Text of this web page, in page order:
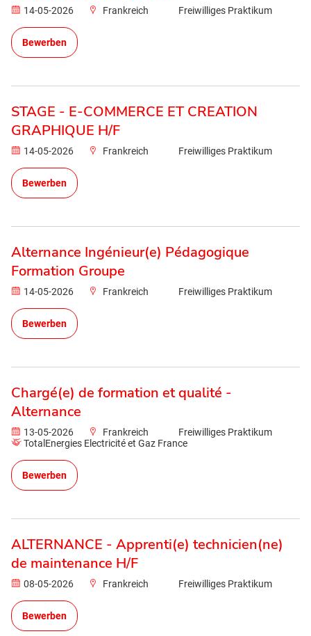
14-05-2026 Frankreich Freiwilliges Praktikum
Bewerben
STAGE - E-COMMERCE ET CREATION
GRAPHIQUE H/F
14-05-2026 Frankreich Freiwilliges Praktikum
Bewerben
Alternance Ingénieur(e) Pédagogique
Formation Groupe
14-05-2026 Frankreich Freiwilliges Praktikum
Bewerben
Chargé(e) de formation et qualité -
Alternance
13-05-2026 Frankreich
Freiwilliges Praktikum
TotalEnergies Electricité et Gaz France
Bewerben
ALTERNANCE - Apprenti(e) technicien(ne)
de maintenance H/F
08-05-2026 Frankreich Freiwilliges Praktikum
Bewerben